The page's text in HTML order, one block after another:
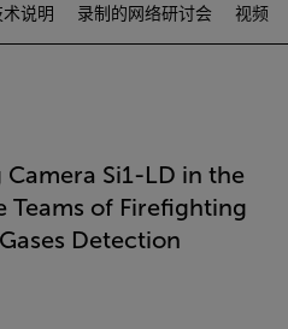
术说明 录制的网络研讨会 视频
Si1-LD in the
Teams of Firefighting
Detection